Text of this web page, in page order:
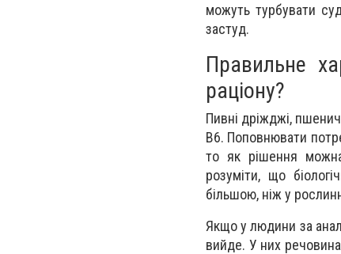
можуть турбувати
застуд.
Правильне
раціону?
Пивні дріжджі,
В6. Поповнювати
то як рішення
розуміти, що
більшою, ніж у
Якщо у людини за
вийде. У них